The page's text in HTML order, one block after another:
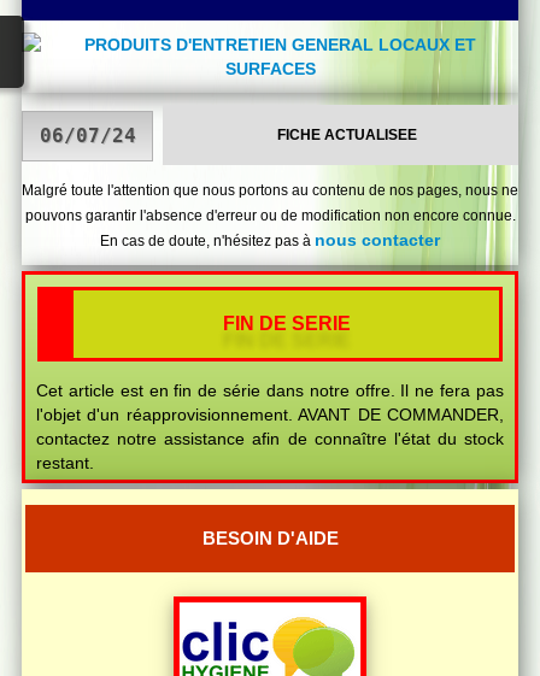
FICHE ACTUALISEE
Malgré toute l'attention que nous portons au contenu de nos pages, nous ne
pouvons garantir l'absence d'erreur ou de modification non encore connue.
En cas de doute, n'hésitez pas à nous contacter
FIN DE SERIE
Cet article est en fin de série dans notre offre. Il ne fera pas
l'objet d'un réapprovisionnement. AVANT DE COMMANDER,
contactez notre assistance afin de connaître l'état du stock
restant.
BESOIN D'AIDE